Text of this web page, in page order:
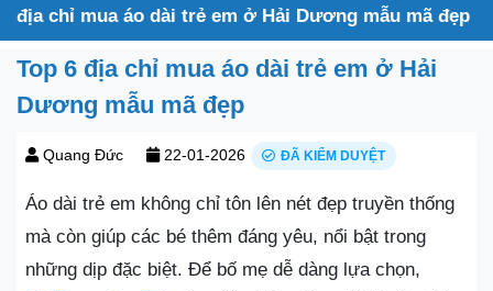
địa chỉ mua áo dài trẻ em ở Hải Dương mẫu mã đẹp
Top 6 địa chỉ mua áo dài trẻ em ở Hải
Dương mẫu mã đẹp
Quang Đức 22-01-2026 ĐÃ KIỂM DUYỆT
Áo dài trẻ em không chỉ tôn lên nét đẹp truyền thống
mà còn giúp các bé thêm đáng yêu, nổi bật trong
những dịp đặc biệt. Để bố mẹ dễ dàng lựa chọn,